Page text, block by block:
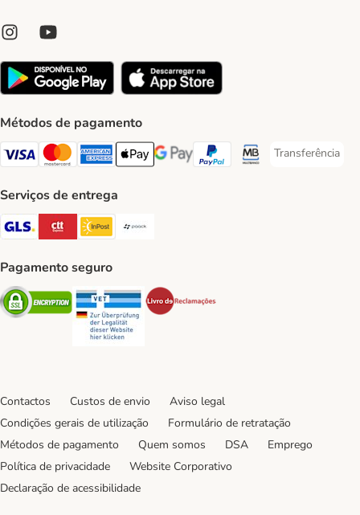
Métodos de pagamento
Visa Payment Method
Mastercard Payment Method
American Express Payment Method
Apple Pay Payment Method
Google Pay Payment Method
PayPal Payment Method
Multibanco Payment
Transferência
Transferência
Serviços de entrega
GLS Shipping Method
CTTExpress Shipping Method
InPost Shipping Method
Pagamento seguro
Security Security
Contactos Custos de envio
Aviso legal
Condições gerais de utilização
Formulário de retratação
Métodos de pagamento
Quem somos DSA
Emprego
Política de privacidade
Website Corporativo
Declaração de acessibilidade